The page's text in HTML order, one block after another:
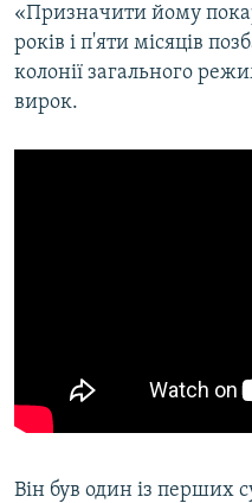
«Призначити йому
років і п'яти місяців
колонії загального
вирок.
Він був один із перших